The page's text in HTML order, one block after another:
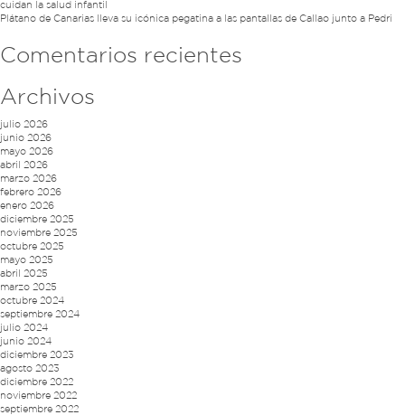
cuidan la salud infantil
Plátano de Canarias lleva su icónica pegatina a las pantallas de Callao junto a Pedri
Comentarios recientes
Archivos
julio 2026
junio 2026
mayo 2026
abril 2026
marzo 2026
febrero 2026
enero 2026
diciembre 2025
noviembre 2025
octubre 2025
mayo 2025
abril 2025
marzo 2025
octubre 2024
septiembre 2024
julio 2024
junio 2024
diciembre 2023
agosto 2023
diciembre 2022
noviembre 2022
septiembre 2022